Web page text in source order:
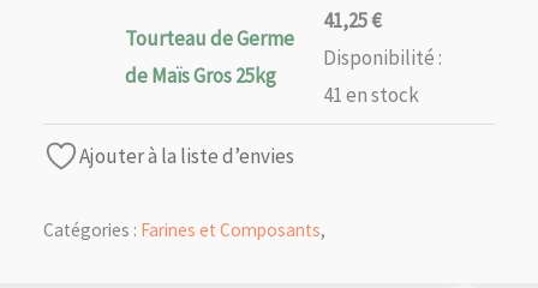
Tourteau de Germe
de Maïs Gros 25kg
41,25€
Disponibilité :
41 en stock
Ajouter à la liste d’envies
Catégories : Farines et Composants,